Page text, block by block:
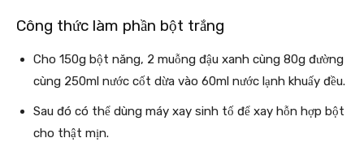
Công thức làm phần bột trắng
Cho 150g bột năng, 2 muỗng đậu xanh cùng 80g đường
cùng 250ml nước cốt dừa vào 60ml nước lạnh khuấy đều.
Sau đó có thể dùng máy xay sinh tố để xay hỗn hợp bột
cho thật mịn.